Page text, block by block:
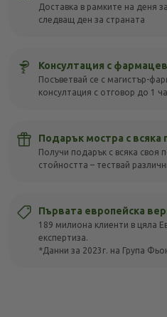
Доставка в рамките на деня
следващ ден за страната
Консултация с
Посъветвай се с магистър-
консултация с отговор до 1
Подарък мостра с всяка
Получи подарък с всяка своя
стойността – тествай
Първата европейска
189 милиона клиенти в цяла
експертиза.
*Данни за 2023г. на Група